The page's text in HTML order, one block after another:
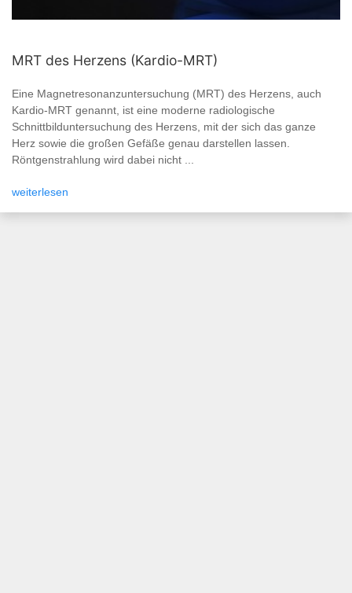
MRT des Herzens (Kardio-MRT)
Eine Magnetresonanzuntersuchung (MRT) des Herzens, auch
Kardio-MRT genannt, ist eine moderne radiologische
Schnittbilduntersuchung des Herzens, mit der sich das ganze
Herz sowie die großen Gefäße genau darstellen lassen.
Röntgenstrahlung wird dabei nicht ...
weiterlesen